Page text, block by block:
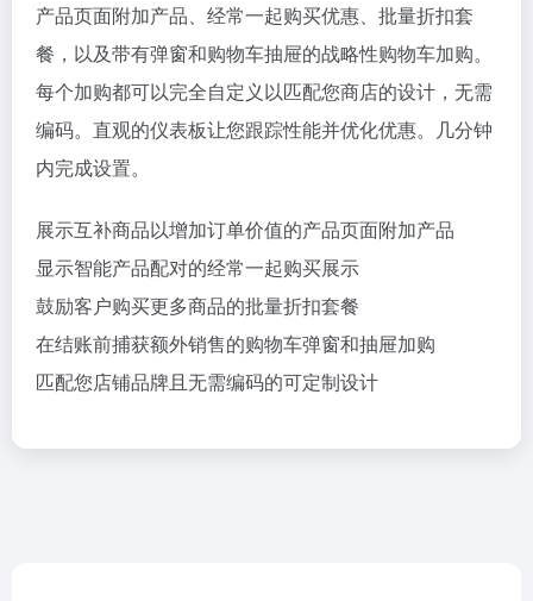
产品页面附加产品、经常一起购买优惠、批量折扣套
餐，以及带有弹窗和购物车抽屉的战略性购物车加购。
每个加购都可以完全自定义以匹配您商店的设计，无需
编码。直观的仪表板让您跟踪性能并优化优惠。几分钟
内完成设置。
展示互补商品以增加订单价值的产品页面附加产品
显示智能产品配对的经常一起购买展示
鼓励客户购买更多商品的批量折扣套餐
在结账前捕获额外销售的购物车弹窗和抽屉加购
匹配您店铺品牌且无需编码的可定制设计